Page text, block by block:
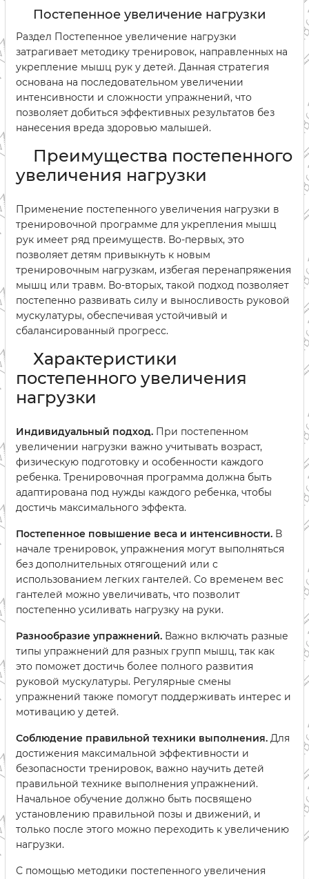
Постепенное увеличение нагрузки
Раздел Постепенное увеличение нагрузки
затрагивает методику тренировок, направленных на
укрепление мышц рук у детей. Данная стратегия
основана на последовательном увеличении
интенсивности и сложности упражнений, что
позволяет добиться эффективных результатов без
нанесения вреда здоровью малышей.
Преимущества постепенного
увеличения нагрузки
Применение постепенного увеличения нагрузки в
тренировочной программе для укрепления мышц
рук имеет ряд преимуществ. Во-первых, это
позволяет детям привыкнуть к новым
тренировочным нагрузкам, избегая перенапряжения
мышц или травм. Во-вторых, такой подход позволяет
постепенно развивать силу и выносливость руковой
мускулатуры, обеспечивая устойчивый и
сбалансированный прогресс.
Характеристики
постепенного увеличения
нагрузки
Индивидуальный подход. При постепенном
увеличении нагрузки важно учитывать возраст,
физическую подготовку и особенности каждого
ребенка. Тренировочная программа должна быть
адаптирована под нужды каждого ребенка, чтобы
достичь максимального эффекта.
Постепенное повышение веса и интенсивности. В
начале тренировок, упражнения могут выполняться
без дополнительных отягощений или с
использованием легких гантелей. Со временем вес
гантелей можно увеличивать, что позволит
постепенно усиливать нагрузку на руки.
Разнообразие упражнений. Важно включать разные
типы упражнений для разных групп мышц, так как
это поможет достичь более полного развития
руковой мускулатуры. Регулярные смены
упражнений также помогут поддерживать интерес и
мотивацию у детей.
Соблюдение правильной техники выполнения. Для
достижения максимальной эффективности и
безопасности тренировок, важно научить детей
правильной технике выполнения упражнений.
Начальное обучение должно быть посвящено
установлению правильной позы и движений, и
только после этого можно переходить к увеличению
нагрузки.
С помощью методики постепенного увеличения